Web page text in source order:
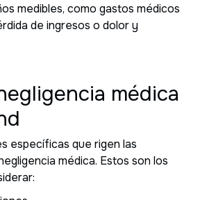
medibles, como gastos médicos
de ingresos o dolor y
médica
específicas que rigen las
médica. Estos son los